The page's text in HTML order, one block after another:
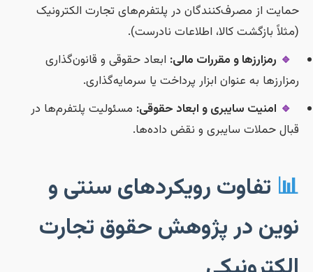
از مصرف‌کنندگان در پلتفرم‌های تجارت الکترونیک
بازگشت کالا، اطلاعات نادرست).
🔹
رمزارزها و مقررات مالی:ابعاد حقوقی و قانون‌گذاری
به عنوان ابزار پرداخت یا سرمایه‌گذاری.
🔹
امنیت سایبری و ابعاد حقوقی:مسئولیت پلتفرم‌ها در
حملات سایبری و نقض داده‌ها.
تفاوت رویکردهای سنتی و
در پژوهش حقوق تجارت